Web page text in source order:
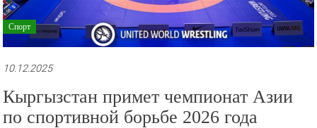
Спорт
10.12.2025
Кыргызстан примет чемпионат Азии
по спортивной борьбе 2026 года